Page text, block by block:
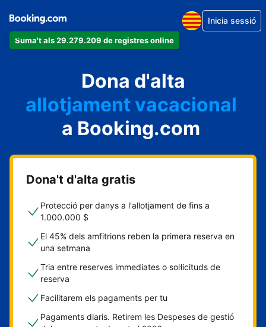
Suma't als 29.279.209 de registres online
Inicia sessió
Dona d'alta
un apartament
un hotel
allotjament vacacional
un hostal
una casa rural
a Booking.com
Dona't d'alta gratis
Protecció per danys a l'allotjament de fins a
1.000.000 $
El 45% dels amfitrions reben la primera reserva en
una setmana
Tria entre reserves immediates o sol·licituds de
reserva
Facilitarem els pagaments per tu
Pagaments diaris. Retirem les Despeses de gestió